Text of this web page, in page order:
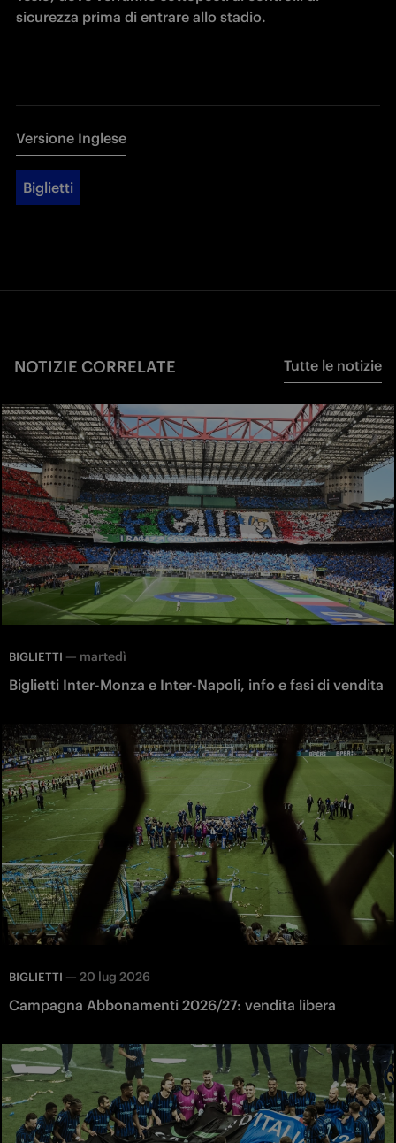
sicurezza prima di entrare allo stadio.
Versione Inglese
Biglietti
NOTIZIE CORRELATE Tutte le notizie
BIGLIETTI — martedì
Biglietti Inter-Monza e Inter-Napoli, info e fasi di vendita
BIGLIETTI — 20 lug 2026
Campagna Abbonamenti 2026/27: vendita libera